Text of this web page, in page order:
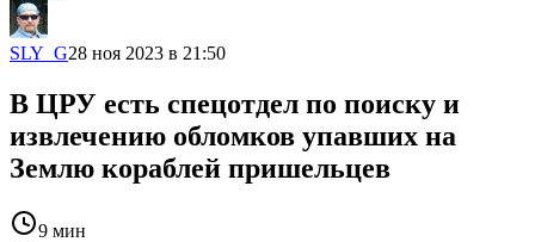
SLY_G28 ноя 2023 в 21:50
В ЦРУ есть спецотдел по поиску и
извлечению обломков упавших на
Землю кораблей пришельцев
9 мин